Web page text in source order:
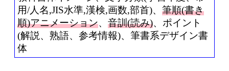
用/人名,JIS水準,漢検,画数,部首)、 筆順(書き
順)アニメーション、 音訓(読み)、ポイント
(解説、熟語、参考情報)、筆書系デザイン書
体